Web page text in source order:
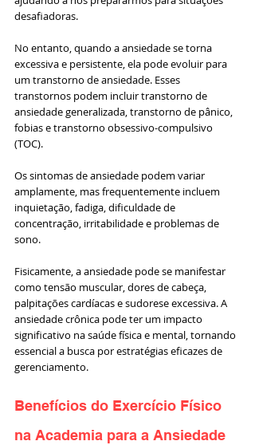
desafiadoras.
No entanto, quando a ansiedade se torna
excessiva e persistente, ela pode evoluir para
um transtorno de ansiedade. Esses
transtornos podem incluir transtorno de
ansiedade generalizada, transtorno de pânico,
fobias e transtorno obsessivo-compulsivo
(TOC).
Os sintomas de ansiedade podem variar
amplamente, mas frequentemente incluem
inquietação, fadiga, dificuldade de
concentração, irritabilidade e problemas de
sono.
Fisicamente, a ansiedade pode se manifestar
como tensão muscular, dores de cabeça,
palpitações cardíacas e sudorese excessiva. A
ansiedade crônica pode ter um impacto
significativo na saúde física e mental, tornando
essencial a busca por estratégias eficazes de
gerenciamento.
Benefícios do Exercício Físico
na Academia para a Ansiedade